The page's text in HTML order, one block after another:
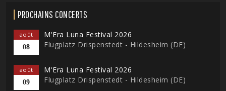
PROCHAINS CONCERTS
août
08
M'Era Luna Festival 2026
Flugplatz Drispenstedt - Hildesheim (DE)
août
09
M'Era Luna Festival 2026
Flugplatz Drispenstedt - Hildesheim (DE)